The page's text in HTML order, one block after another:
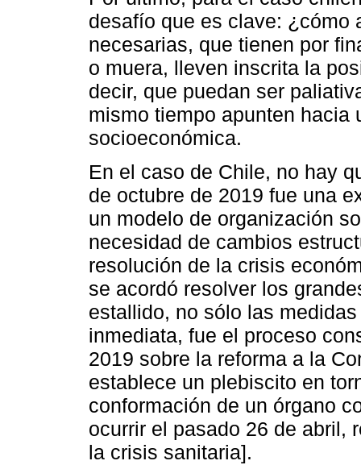
desafío que es clave: ¿cómo
necesarias, que tienen por
o muera, lleven inscrita la
decir, que puedan ser
mismo tiempo apunten hacia
socioeconómica.
En el caso de Chile, no hay
de octubre de 2019 fue una
un modelo de organización
necesidad de cambios
resolución de la crisis
se acordó resolver los
estallido, no sólo las
inmediata, fue el proceso
2019 sobre la reforma a la
establece un plebiscito en
conformación de un órgano
ocurrir el pasado 26 de abril,
la crisis sanitaria].